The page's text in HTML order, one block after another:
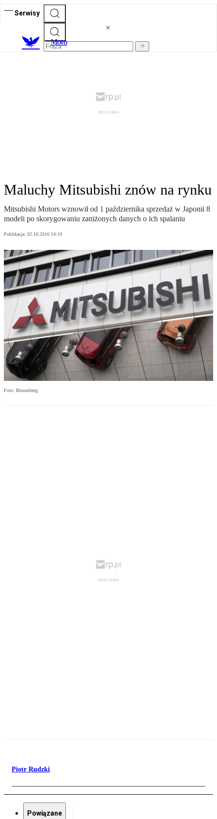
Serwisy
Moto
Maluchy Mitsubishi znów na rynku
Mitsubishi Motors wznowił od 1 października sprzedaż w Japonii 8
modeli po skorygowaniu zaniżonych danych o ich spalaniu
Publikacja: 02.10.2016 14:19
Foto: Bloomberg
Piotr Rudzki
Powiązane